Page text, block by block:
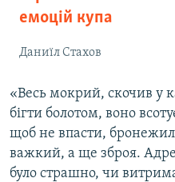
емоцій купа
Даниїл Стахов
«Весь мокрий, скочив у
бігти болотом, воно
щоб не впасти,
важкий, а ще зброя.
було страшно, чи